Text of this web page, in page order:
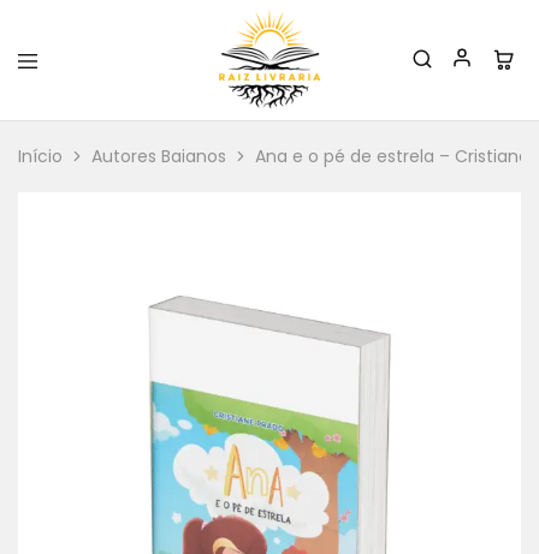
Raiz
Livraria
Início Autores Baianos Ana e o pé de estrela – Cristiane